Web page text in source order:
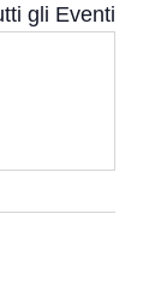
gli Eventi